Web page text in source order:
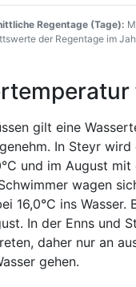
Regentage (Tage):
der Regentage im
gilt eine
In Steyr
und im August mit
wagen
16,0°C ins Wasser.
In der Enns und
daher nur an
gehen.